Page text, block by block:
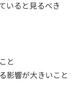
いると見るべき
と
影響が大きいこと